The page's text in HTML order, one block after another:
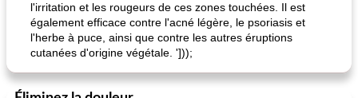
l'irritation et les rougeurs de ces zones touchées. Il est
également efficace contre l'acné légère, le psoriasis et
l'herbe à puce, ainsi que contre les autres éruptions
cutanées d'origine végétale. ']));